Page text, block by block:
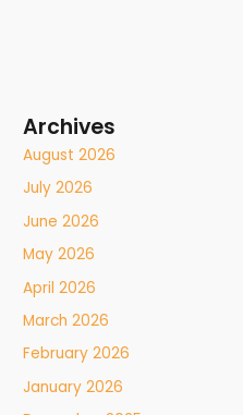
Archives
August 2026
July 2026
June 2026
May 2026
April 2026
March 2026
February 2026
January 2026